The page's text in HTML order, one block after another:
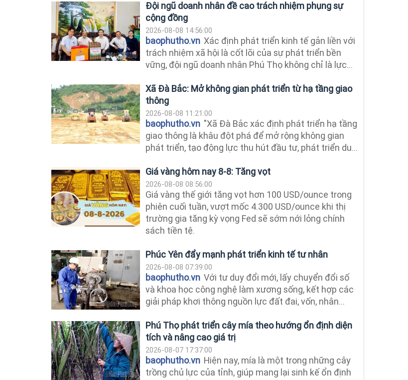
Đội ngũ doanh nhân đề cao trách nhiệm phụng sự
cộng đồng
2026-08-08 14:56:00
baophutho.vn Xác định phát triển kinh tế gắn liền với
trách nhiệm xã hội là cốt lõi của sự phát triển bền
vững, đội ngũ doanh nhân Phú Thọ không chỉ là lực...
Xã Đà Bắc: Mở không gian phát triển từ hạ tầng giao
thông
2026-08-08 11:21:00
baophutho.vn "Xã Đà Bắc xác định phát triển hạ tầng
giao thông là khâu đột phá để mở rộng không gian
phát triển, tạo động lực thu hút đầu tư, phát triển du...
Giá vàng hôm nay 8-8: Tăng vọt
2026-08-08 08:56:00
Giá vàng thế giới tăng vọt hơn 100 USD/ounce trong
phiên cuối tuần, vượt mốc 4.300 USD/ounce khi thị
trường gia tăng kỳ vọng Fed sẽ sớm nới lỏng chính
sách tiền tệ.
Phúc Yên đẩy mạnh phát triển kinh tế tư nhân
2026-08-08 07:39:00
baophutho.vn Với tư duy đổi mới, lấy chuyển đổi số
và khoa học công nghệ làm xương sống, kết hợp các
giải pháp khơi thông nguồn lực đất đai, vốn, nhân...
Phú Thọ phát triển cây mía theo hướng ổn định diện
tích và nâng cao giá trị
2026-08-07 17:37:00
baophutho.vn Hiện nay, mía là một trong những cây
trồng chủ lực của tỉnh, giúp mang lại sinh kế ổn định